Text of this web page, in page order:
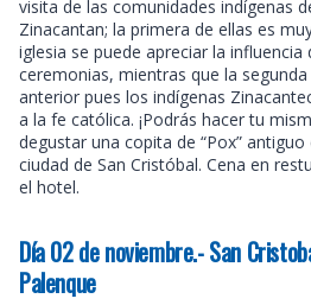
visita de las comunidades indígenas
Zinacantan; la primera de ellas es
iglesia se puede apreciar la influencia
ceremonias, mientras que la
anterior pues los indígenas
a la fe católica. ¡Podrás hacer tu
degustar una copita de “Pox”
ciudad de San Cristóbal. Cena en
el hotel.
Día 02 de noviembre.- San
Palenque